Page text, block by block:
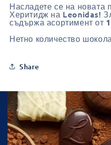
Насладете се на новата
Херитидж на Leonidas!
съдържа асортимент от
Нетно количество
Share